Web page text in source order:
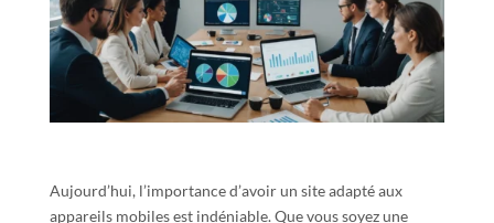
Aujourd’hui, l’importance d’avoir un site adapté aux
appareils mobiles est indéniable. Que vous soyez une